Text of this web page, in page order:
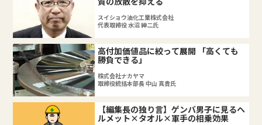
スイショウ油化工業株式会社
代表取締役 水沼 紳二氏
高付加価値品に絞って展開 「高くても
勝負できる」
株式会社ナカヤマ
取締役統括本部長 中山 真貴氏
【編集長の独り言】ゲンバ男子に見るヘ
ルメット×タオル×軍手の相乗効果